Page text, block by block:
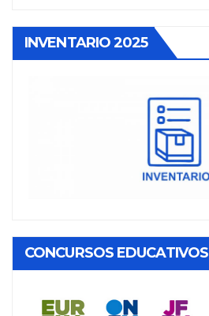
INVENTARIO 2025
CONCURSOS EDUCATIVOS